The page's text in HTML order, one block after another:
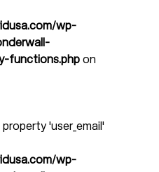
wp-
functions.php on
'user_email'
wp-